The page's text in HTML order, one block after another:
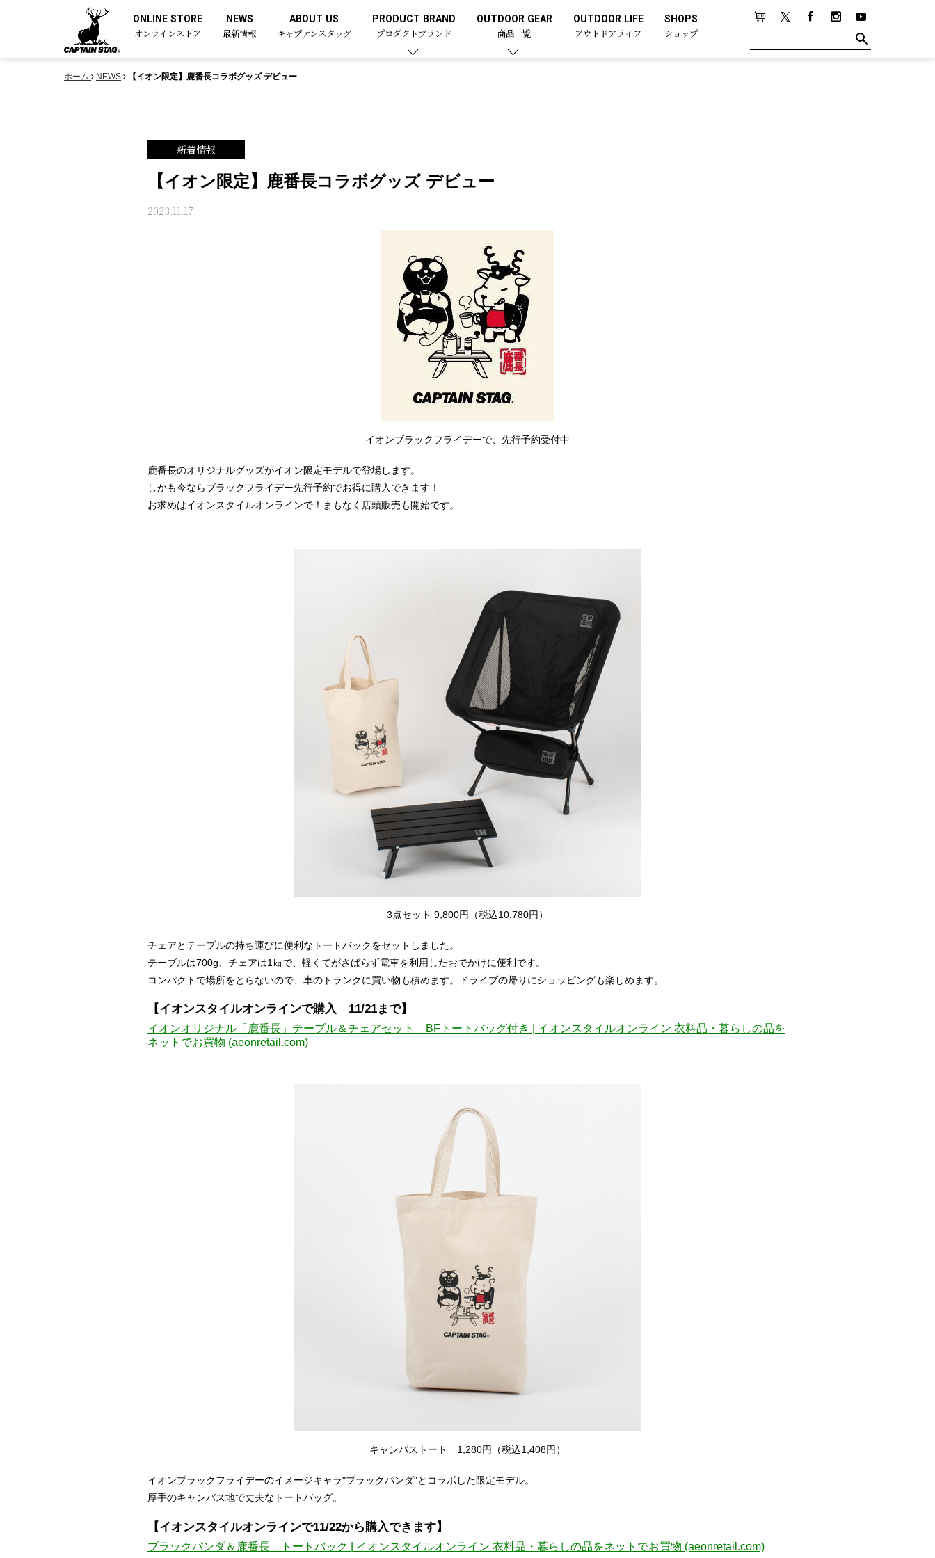
ONLINE STORE
オンラインストア
NEWS
最新情報
ABOUT US
キャプテンスタッグ
PRODUCT BRAND
プロダクトブランド
OUTDOOR GEAR
商品一覧
OUTDOOR LIFE
アウトドアライフ
SHOPS
ショップ
ホーム NEWS 【イオン限定】鹿番長コラボグッズ デビュー
新着情報
【イオン限定】鹿番長コラボグッズ デビュー
2023.11.17
イオンブラックフライデーで、先行予約受付中
鹿番長のオリジナルグッズがイオン限定モデルで登場します。
しかも今ならブラックフライデー先行予約でお得に購入できます！
お求めはイオンスタイルオンラインで！まもなく店頭販売も開始です。
3点セット 9,800円（税込10,780円）
チェアとテーブルの持ち運びに便利なトートバックをセットしました。
テーブルは700g、チェアは1㎏で、軽くてがさばらず電車を利用したおでかけに便利です。
コンパクトで場所をとらないので、車のトランクに買い物も積めます。ドライブの帰りにショッピングも楽しめます。
【イオンスタイルオンラインで購入 11/21まで】
イオンオリジナル「鹿番長」テーブル＆チェアセット BFトートバッグ付き | イオンスタイルオンライン 衣料品・暮らしの品を
ネットでお買物 (aeonretail.com)
キャンパストート 1,280円（税込1,408円）
イオンブラックフライデーのイメージキャラ"ブラックパンダ"とコラボした限定モデル。
厚手のキャンバス地で丈夫なトートバッグ。
【イオンスタイルオンラインで11/22から購入できます】
ブラックパンダ＆鹿番長 トートバック | イオンスタイルオンライン 衣料品・暮らしの品をネットでお買物 (aeonretail.com)